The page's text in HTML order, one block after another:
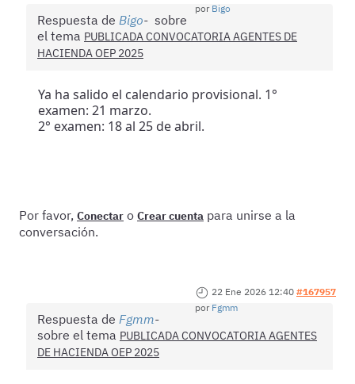
por Bigo
Respuesta de Bigo
sobre
el tema PUBLICADA CONVOCATORIA AGENTES DE
HACIENDA OEP 2025
Ya ha salido el calendario provisional. 1°
examen: 21 marzo.
2° examen: 18 al 25 de abril.
Por favor, Conectar o Crear cuenta para unirse a la
conversación.
22 Ene 2026 12:40 #167957
por Fgmm
Respuesta de Fgmm
sobre el tema PUBLICADA CONVOCATORIA AGENTES
DE HACIENDA OEP 2025